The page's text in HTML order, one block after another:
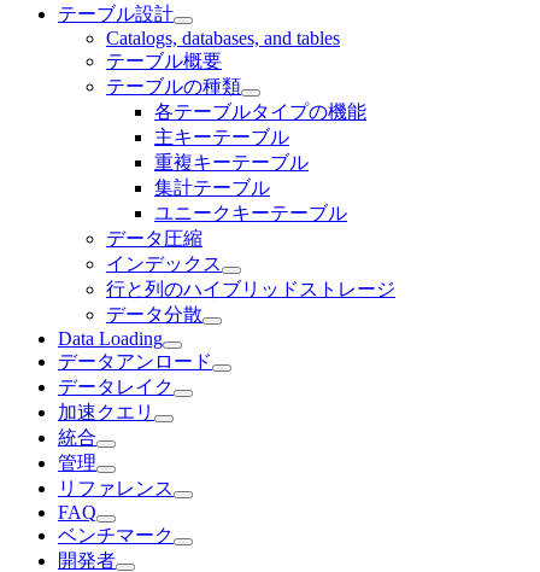
テーブル設計
Catalogs, databases, and tables
テーブル概要
テーブルの種類
各テーブルタイプの機能
主キーテーブル
重複キーテーブル
集計テーブル
ユニークキーテーブル
データ圧縮
インデックス
行と列のハイブリッドストレージ
データ分散
Data Loading
データアンロード
データレイク
加速クエリ
統合
管理
リファレンス
FAQ
ベンチマーク
開発者